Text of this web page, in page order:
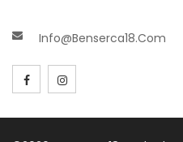
Info@benserca18.com